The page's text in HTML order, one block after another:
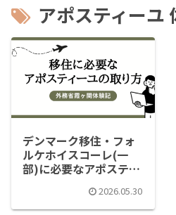
アポスティーユ
デンマーク移住・フォ
ルケホイスコーレ(一
部)に必要なアポスティ
霞ヶ関体験記
2026.05.30